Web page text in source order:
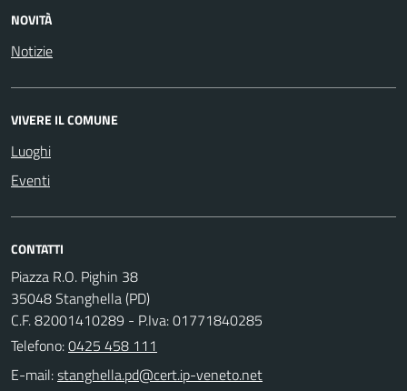
NOVITÀ
Notizie
VIVERE IL COMUNE
Luoghi
Eventi
CONTATTI
Piazza R.O. Pighin 38
35048 Stanghella (PD)
C.F. 82001410289 - P.Iva: 01771840285
Telefono:0425 458 111
E-mail: